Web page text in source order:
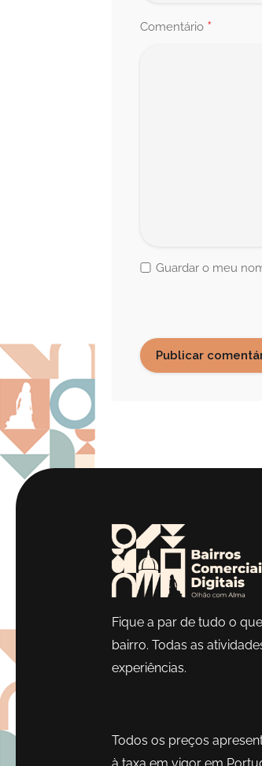
Comentário *
Guardar o meu
Fique a par de tudo o
bairro. Todas as
experiências.
Todos os preços